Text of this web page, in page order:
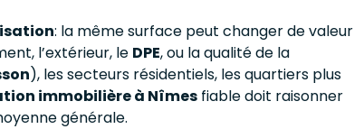
: la même surface peut changer de valeur
l’extérieur, le DPE, ou la qualité de la
), les secteurs résidentiels, les quartiers plus
immobilière à Nîmes fiable doit raisonner
générale.